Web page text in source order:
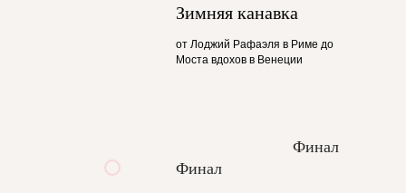
Зимняя канавка
от Лоджий Рафаэля в Риме до
Моста вдохов в Венеции
Финал
Финал